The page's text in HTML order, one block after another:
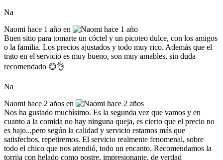
Na
Naomi hace 1 año en
Buen sitio para tomarte un cóctel y un picoteo dulce, con los amigos
o la familia. Los precios ajustados y todo muy rico. Además que el
trato en el servicio es muy bueno, son muy amables, sin duda
recomendado 😊👌
Na
Naomi hace 2 años en
Nos ha gustado muchísimo. Es la segunda vez que vamos y en
cuanto a la comida no hay ninguna queja, es cierto que el precio no
es bajo...pero según la calidad y servicio estamos más que
satisfechos, repetiremos. El servicio realmente fenomenal, sobre
todo el chico que nos atendió, todo un encanto. Recomendamos la
torrija con helado como postre, impresionante, de verdad